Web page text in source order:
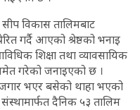
विकास तालिमबाट
गर्दै आएको श्रेष्ठको भनाइ
शिक्षा तथा व्यावसायिक
गरेको जनाइएको छ ।
भएर बसेको थाहा भएको
दैनिक ५३ तालिम